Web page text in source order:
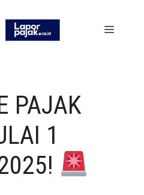
Menu
PAJAK
1